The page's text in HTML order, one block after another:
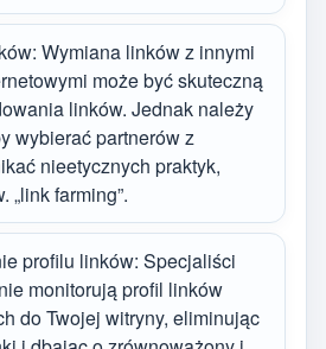
Wymiana linków z innymi
może być skuteczną
linków. Jednak należy
wybierać partnerów z
nieetycznych praktyk,
„link farming”.
profilu linków: Specjaliści
monitorują profil linków
do Twojej witryny, eliminując